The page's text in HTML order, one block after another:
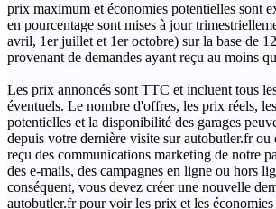
prix maximum et économies potentielles sont
en pourcentage sont mises à jour
avril, 1er juillet et 1er octobre) sur la base de
provenant de demandes ayant reçu au moins
Les prix annoncés sont TTC et incluent tous
éventuels. Le nombre d'offres, les prix réels,
potentielles et la disponibilité des garages
depuis votre dernière visite sur autobutler.fr ou
reçu des communications marketing de notre
des e-mails, des campagnes en ligne ou hors
conséquent, vous devez créer une nouvelle
autobutler.fr pour voir les prix et les